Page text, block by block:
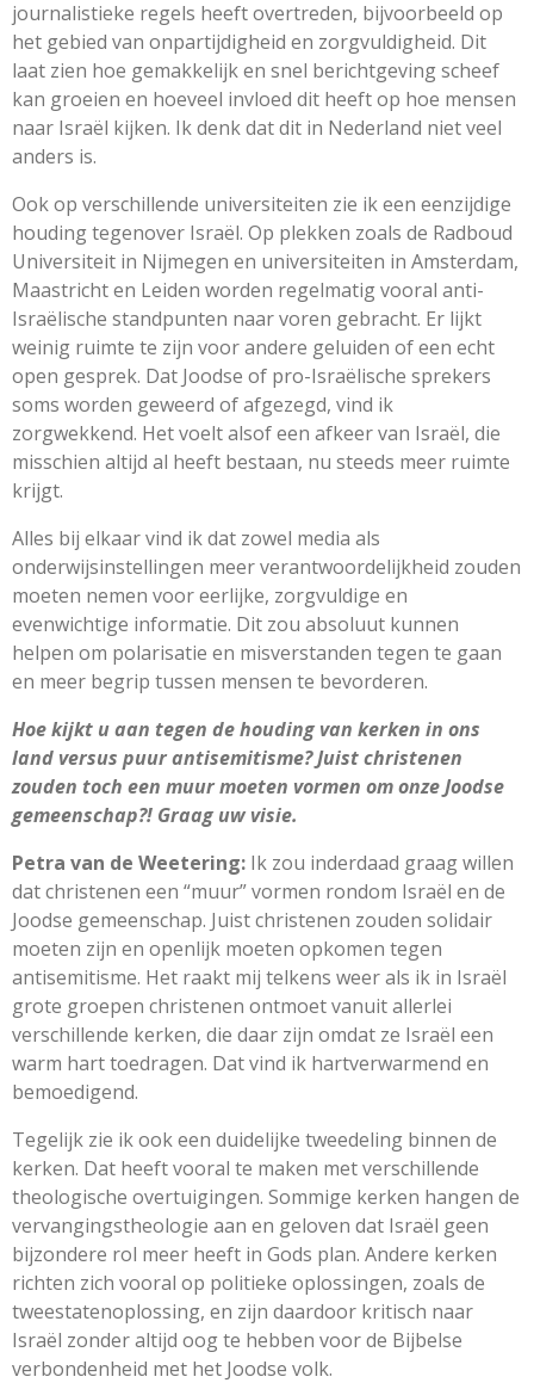
journalistieke regels heeft overtreden, bijvoorbeeld op
het gebied van onpartijdigheid en zorgvuldigheid. Dit
laat zien hoe gemakkelijk en snel berichtgeving scheef
kan groeien en hoeveel invloed dit heeft op hoe mensen
naar Israël kijken. Ik denk dat dit in Nederland niet veel
anders is.
Ook op verschillende universiteiten zie ik een eenzijdige
houding tegenover Israël. Op plekken zoals de Radboud
Universiteit in Nijmegen en universiteiten in Amsterdam,
Maastricht en Leiden worden regelmatig vooral anti-
Israëlische standpunten naar voren gebracht. Er lijkt
weinig ruimte te zijn voor andere geluiden of een echt
open gesprek. Dat Joodse of pro-Israëlische sprekers
soms worden geweerd of afgezegd, vind ik
zorgwekkend. Het voelt alsof een afkeer van Israël, die
misschien altijd al heeft bestaan, nu steeds meer ruimte
krijgt.
Alles bij elkaar vind ik dat zowel media als
onderwijsinstellingen meer verantwoordelijkheid zouden
moeten nemen voor eerlijke, zorgvuldige en
evenwichtige informatie. Dit zou absoluut kunnen
helpen om polarisatie en misverstanden tegen te gaan
en meer begrip tussen mensen te bevorderen.
Hoe kijkt u aan tegen de houding van kerken in ons
land versus puur antisemitisme? Juist christenen
zouden toch een muur moeten vormen om onze Joodse
gemeenschap?! Graag uw visie.
Petra van de Weetering: Ik zou inderdaad graag willen
dat christenen een “muur” vormen rondom Israël en de
Joodse gemeenschap. Juist christenen zouden solidair
moeten zijn en openlijk moeten opkomen tegen
antisemitisme. Het raakt mij telkens weer als ik in Israël
grote groepen christenen ontmoet vanuit allerlei
verschillende kerken, die daar zijn omdat ze Israël een
warm hart toedragen. Dat vind ik hartverwarmend en
bemoedigend.
Tegelijk zie ik ook een duidelijke tweedeling binnen de
kerken. Dat heeft vooral te maken met verschillende
theologische overtuigingen. Sommige kerken hangen de
vervangingstheologie aan en geloven dat Israël geen
bijzondere rol meer heeft in Gods plan. Andere kerken
richten zich vooral op politieke oplossingen, zoals de
tweestatenoplossing, en zijn daardoor kritisch naar
Israël zonder altijd oog te hebben voor de Bijbelse
verbondenheid met het Joodse volk.